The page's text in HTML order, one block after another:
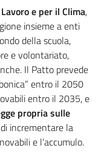
e per il Clima,
insieme a enti
della scuola,
e volontariato,
Il Patto prevede
entro il 2050
entro il 2035, e
propria sulle
incrementare la
e l’accumulo.